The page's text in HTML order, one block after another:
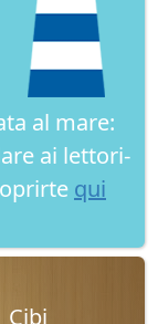
al mare:
ai lettori-
qui
Cibi